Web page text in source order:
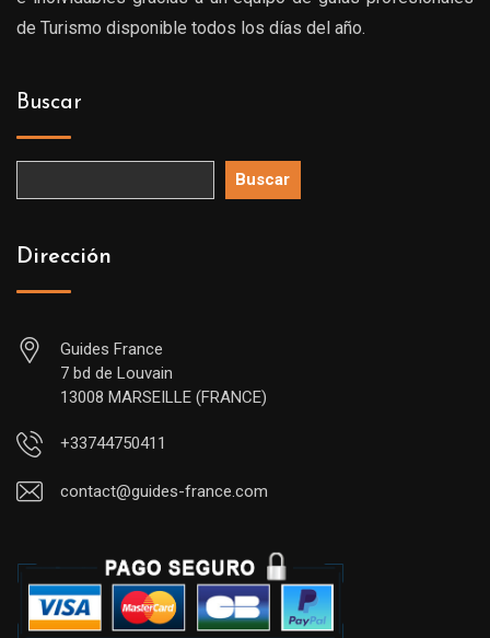
de Turismo disponible todos los días del año.
Buscar
Buscar
Dirección
Guides France
7 bd de Louvain
13008 MARSEILLE (FRANCE)
+33744750411
contact@guides-france.com